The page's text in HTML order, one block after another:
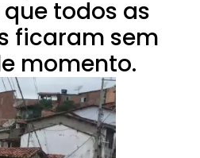
todos as
ficaram sem
momento.